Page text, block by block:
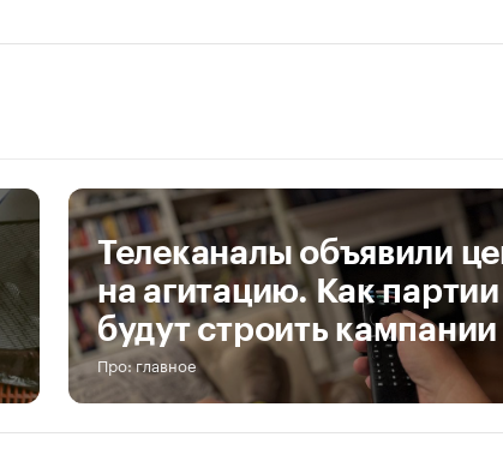
Телеканалы объявили
на агитацию. Как партии
будут строить кампании
Про: главное